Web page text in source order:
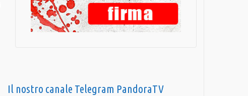
Il nostro canale Telegram PandoraTV